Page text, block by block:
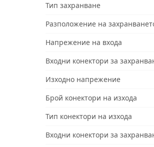
Тип захранване
Разположение на
Напрежение на входа
Входни конектори за
Изходно напрежение
Брой конектори на изхода
Тип конектори на изхода
Входни конектори за